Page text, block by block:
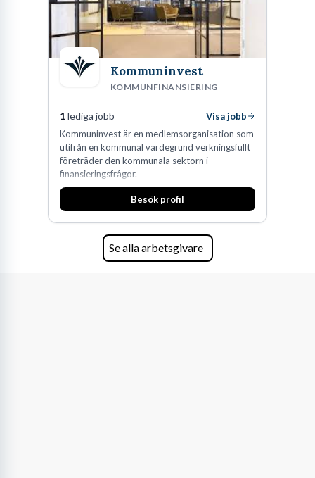
Kommuninvest
KOMMUNFINANSIERING
1lediga jobb
Visa jobb
Kommuninvest är en medlemsorganisation som
utifrån en kommunal värdegrund verkningsfullt
företräder den kommunala sektorn i
finansieringsfrågor.
Besök profil
Se alla arbetsgivare